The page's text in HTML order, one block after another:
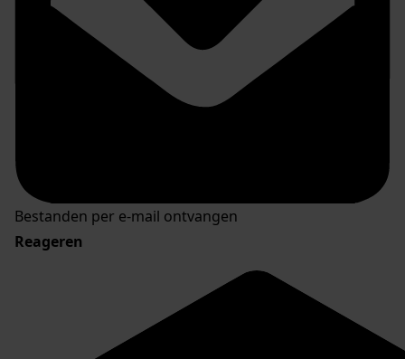
Bestanden per e-mail ontvangen
Reageren